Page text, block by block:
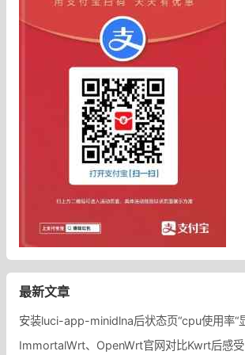
最新文章
ImmortalWrt、OpenWrt官网对比Kwrt后感受